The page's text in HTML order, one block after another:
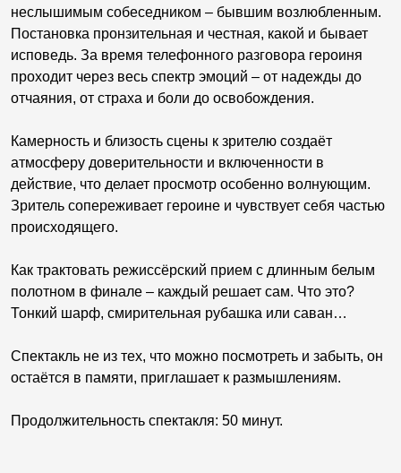
неслышимым собеседником – бывшим возлюбленным.
Постановка пронзительная и честная, какой и бывает
исповедь. За время телефонного разговора героиня
проходит через весь спектр эмоций – от надежды до
отчаяния, от страха и боли до освобождения.
Камерность и близость сцены к зрителю создаёт
атмосферу доверительности и включенности в
действие, что делает просмотр особенно волнующим.
Зритель сопереживает героине и чувствует себя частью
происходящего.
Как трактовать режиссёрский прием с длинным белым
полотном в финале – каждый решает сам. Что это?
Тонкий шарф, смирительная рубашка или саван…
Спектакль не из тех, что можно посмотреть и забыть, он
остаётся в памяти, приглашает к размышлениям.
Продолжительность спектакля: 50 минут.